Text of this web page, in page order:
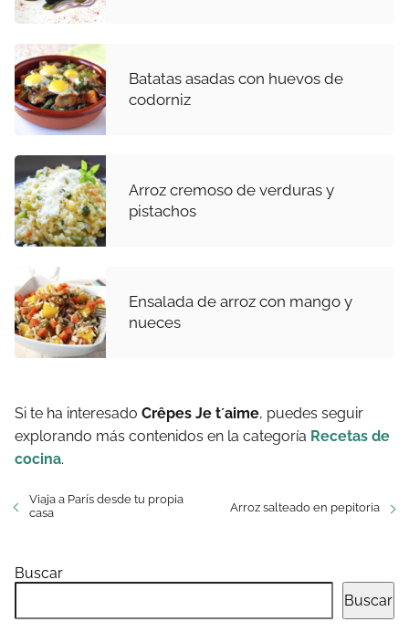
Batatas asadas con huevos de
codorniz
Arroz cremoso de verduras y
pistachos
Ensalada de arroz con mango y
nueces
Si te ha interesado Crêpes Je t´aime, puedes seguir
explorando más contenidos en la categoría Recetas de
cocina.
Viaja a París desde tu propia
casa
Arroz salteado en pepitoria
Buscar
Buscar